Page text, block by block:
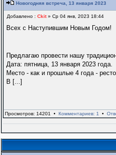
Новогодняя встреча, 13 января 2023
Добавлено :Ckit» Ср 04 янв, 2023 18:44
Всех с Наступившим Новым Годом!
Предлагаю провести нашу
Дата: пятница, 13 января 2023 года.
Место - как и прошлые 4 года -
В [...]
Просмотров: 14201 •Комментариев: 1 •